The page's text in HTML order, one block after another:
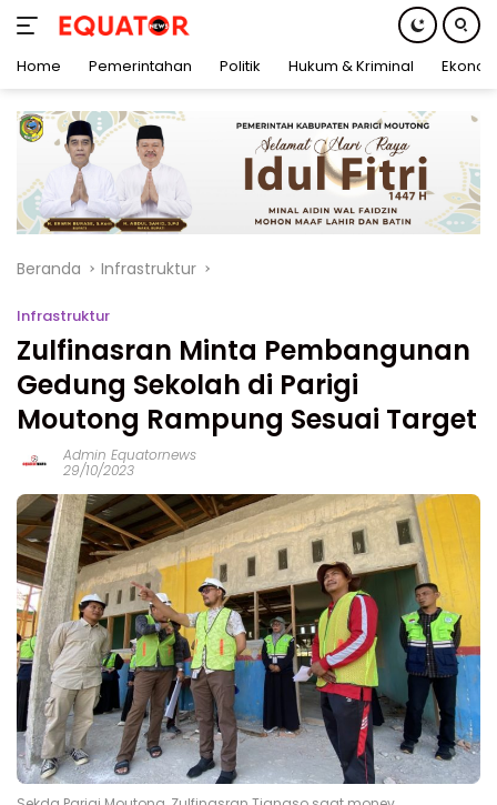
konten
Home Pemerintahan Politik Hukum & Kriminal
Beranda Infrastruktur
Infrastruktur
Zulfinasran Minta Pembangunan
Gedung Sekolah di Parigi
Moutong Rampung Sesuai Target
Admin Equatornews
29/10/2023